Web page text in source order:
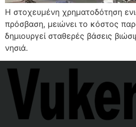
Η στοχευμένη χρηματοδότηση
πρόσβαση, μειώνει το κόστος
δημιουργεί σταθερές βάσεις
νησιά.